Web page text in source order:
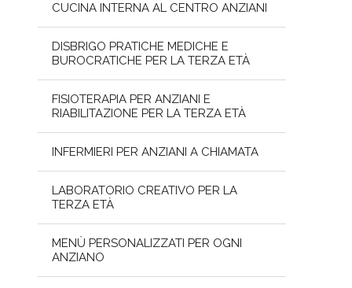
CUCINA INTERNA AL CENTRO ANZIANI
DISBRIGO PRATICHE MEDICHE E
BUROCRATICHE PER LA TERZA ETÀ
FISIOTERAPIA PER ANZIANI E
RIABILITAZIONE PER LA TERZA ETÀ
INFERMIERI PER ANZIANI A CHIAMATA
LABORATORIO CREATIVO PER LA
TERZA ETÀ
MENÙ PERSONALIZZATI PER OGNI
ANZIANO